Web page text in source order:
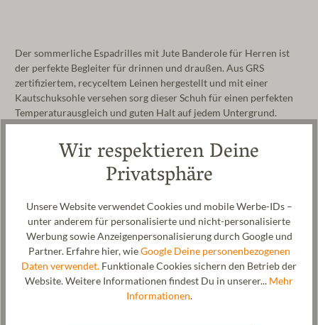
Der sommerliche Espadrilles mit Jute Banderole für Herren ist
der perfekte Begleiter für drinnen und draußen. Aus GRS
zertifiziertem, recyceltem Leinen hergestellt und mit einer
Kautschuksohle versehen sorg dieser Schuh für einen perfekten
Temperaturausgleich und guten Halt auf jedem Untergrund.
Dieses Modell ist auch in einer Variante als Segelschuh erhältlich.
Hersteller: Gottstein GmbH & Co. KG, Industriestraße 31, 6430
Ötztal-Bahnhof, AUSTRIA,office@gottstein.at
Pflege
Größentabelle
Wir respektieren Deine
Privatsphäre
Unsere Website verwendet Cookies und mobile Werbe-IDs –
unter anderem für personalisierte und nicht-personalisierte
Werbung sowie Anzeigenpersonalisierung durch Google und
Partner. Erfahre hier, wieGoogle Deine personenbezogenen
Daten verwendet. Funktionale Cookies sichern den Betrieb der
Website. Weitere Informationen findest Du in unserer... Mehr
Informationen.